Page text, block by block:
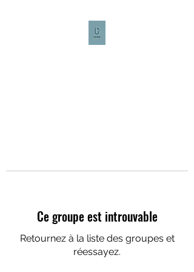
Ce groupe est introuvable
Retournez à la liste des groupes et
réessayez.